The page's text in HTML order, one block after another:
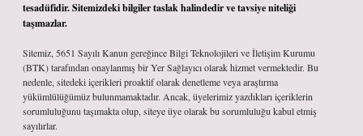
tesadüfidir. Sitemizdeki bilgiler taslak halindedir ve tavsiye niteliği
taşımazlar.
Sitemiz, 5651 Sayılı Kanun gereğince Bilgi Teknolojileri ve İletişim Kurumu
(BTK) tarafından onaylanmış bir Yer Sağlayıcı olarak hizmet vermektedir. Bu
nedenle, sitedeki içerikleri proaktif olarak denetleme veya araştırma
yükümlülüğümüz bulunmamaktadır. Ancak, üyelerimiz yazdıkları içeriklerin
sorumluluğunu taşımakta olup, siteye üye olarak bu sorumluluğu kabul etmiş
sayılırlar.